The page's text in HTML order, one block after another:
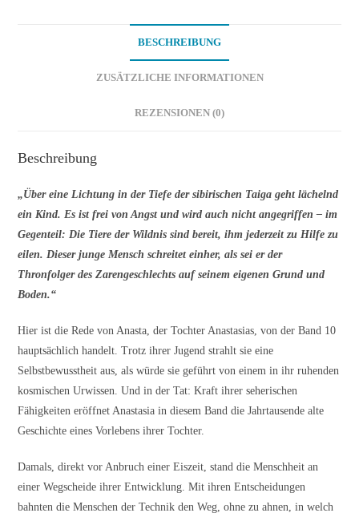
BESCHREIBUNG
ZUSÄTZLICHE INFORMATIONEN
REZENSIONEN (0)
Beschreibung
„Über eine Lichtung in der Tiefe der sibirischen Taiga geht lächelnd
ein Kind. Es ist frei von Angst und wird auch nicht angegriffen – im
Gegenteil: Die Tiere der Wildnis sind bereit, ihm jederzeit zu Hilfe zu
eilen. Dieser junge Mensch schreitet einher, als sei er der
Thronfolger des Zarengeschlechts auf seinem eigenen Grund und
Boden.“
Hier ist die Rede von Anasta, der Tochter Anastasias, von der Band 10
hauptsächlich handelt. Trotz ihrer Jugend strahlt sie eine
Selbstbewusstheit aus, als würde sie geführt von einem in ihr ruhenden
kosmischen Urwissen. Und in der Tat: Kraft ihrer seherischen
Fähigkeiten eröffnet Anastasia in diesem Band die Jahrtausende alte
Geschichte eines Vorlebens ihrer Tochter.
Damals, direkt vor Anbruch einer Eiszeit, stand die Menschheit an
einer Wegscheide ihrer Entwicklung. Mit ihren Entscheidungen
bahnten die Menschen der Technik den Weg, ohne zu ahnen, in welch